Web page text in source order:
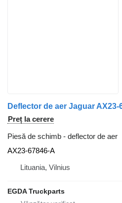
Preț la cerere
Piesă de schimb - deflector de aer
AX23-67846-A
Lituania, Vilnius
EGDA Truckparts